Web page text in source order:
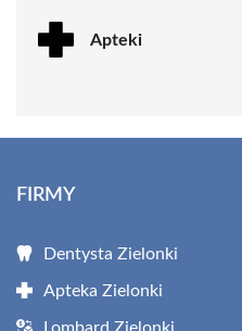
Apteki
FIRMY
Dentysta Zielonki
Apteka Zielonki